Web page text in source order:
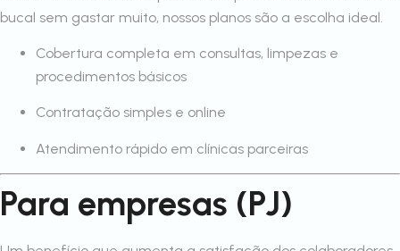
bucal sem gastar muito, nossos planos são a escolha ideal.
Cobertura completa em consultas, limpezas e
procedimentos básicos
Contratação simples e online
Atendimento rápido em clínicas parceiras
Para empresas (PJ)